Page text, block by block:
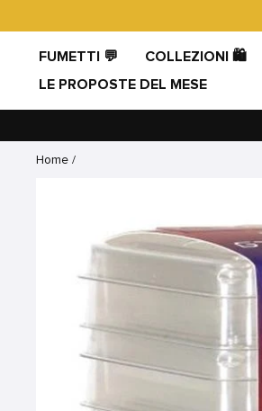
direttamente
contenuti
FUMETTI 💬 COLLEZIONI 🛍️
LE PROPOSTE DEL MESE
Home /